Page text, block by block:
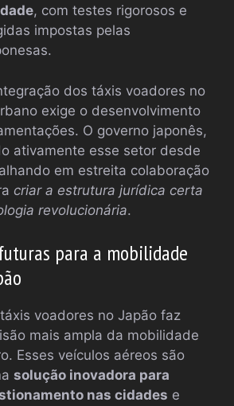
, com testes rigorosos e
impostas pelas
dos táxis voadores no
exige o desenvolvimento
O governo japonês,
ativamente esse setor desde
em estreita colaboração
criar a estrutura jurídica certa
revolucionária.
para a mobilidade
voadores no Japão faz
mais ampla da mobilidade
Esses veículos aéreos são
solução inovadora para
nas cidades e